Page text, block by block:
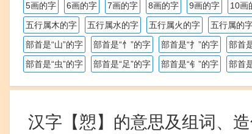
5画的字 6画的字 7画的字 8画的字 9画的字 10画
五行属木的字
五行属水的字 五行属火的字 五行属的
部首是“山”的字
部首是“忄”的字 部首是“扌”的字 部首
部首是“虫”的字
部首是“足”的字 部首是“钅”的字 部首
汉字【愬】的意思及组词、